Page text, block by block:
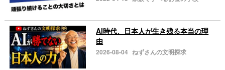
AI時代、日本人が生き残る本当の理
由
2026-08-04 ねずさんの文明探求